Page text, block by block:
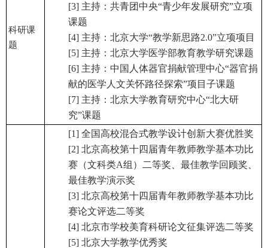
科研课
题
[3] 主持：共青团中央“青少年发展研究”立项
课题
[4] 主持：北京大学“教学新思路2.0”立项项目
[5] 主持：北京大学医学部教育教学研究课题
[6] 主持：中国人体器官捐献管理中心“器官捐
献的医学人文关怀路径探索”项目子课题
[7] 主持：北京大学教育研究中心“北大研
究”课题
[1] 全国高校混合式教学设计创新大赛优胜奖
[2] 北京高校第十四届青年教师教学基本功比
赛（文科类A组）二等奖、最佳教学回顾奖、
最佳教学演示奖
[3] 北京高校第十四届青年教师教学基本功比
赛论文评选二等奖
[4] 北京市学校美育科研论文征集评选二等奖
[5] 北京大学教学优秀奖